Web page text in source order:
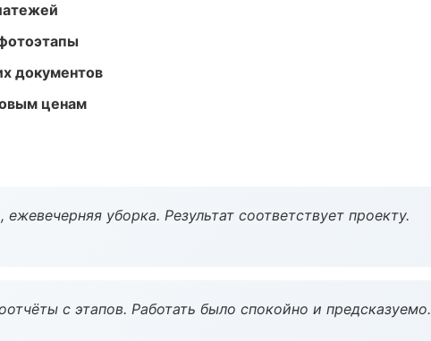
документов
ценам
уборка. Результат соответствует проекту.
с этапов. Работать было спокойно и предсказуемо.